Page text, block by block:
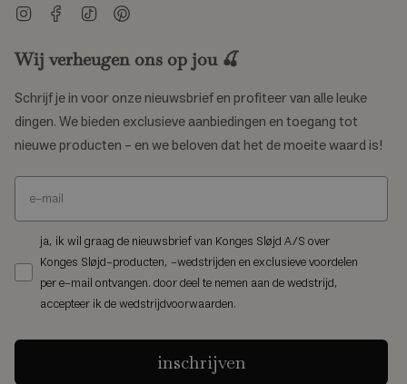
InstagramFacebook
TikTok
Wij verheugen ons op jou 🍒
Schrijf je in voor onze nieuwsbrief en profiteer van alle leuke
dingen. We bieden exclusieve aanbiedingen en toegang tot
nieuwe producten – en we beloven dat het de moeite waard is!
ja, ik wil graag de nieuwsbrief van Konges Sløjd A/S over
Konges Sløjd-producten, -wedstrijden en exclusieve voordelen
per e-mail ontvangen. door deel te nemen aan de wedstrijd,
accepteer ik de wedstrijdvoorwaarden.
inschrijven